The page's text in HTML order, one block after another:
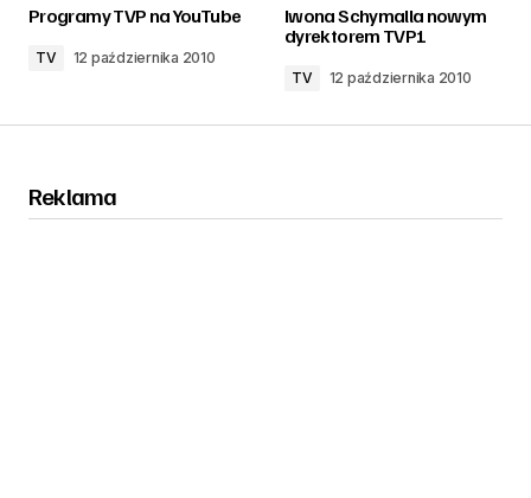
Programy TVP na YouTube
TV 12 października 2010
Iwona Schymalla nowym
dyrektorem TVP1
TV 12 października 2010
Reklama